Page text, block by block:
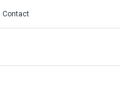
Contact